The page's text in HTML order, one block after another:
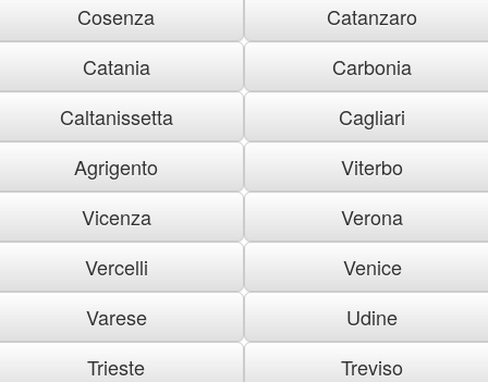
Cosenza
Catanzaro
Catania
Carbonia
Caltanissetta
Cagliari
Agrigento
Viterbo
Vicenza
Verona
Vercelli
Venice
Varese
Udine
Trieste
Treviso